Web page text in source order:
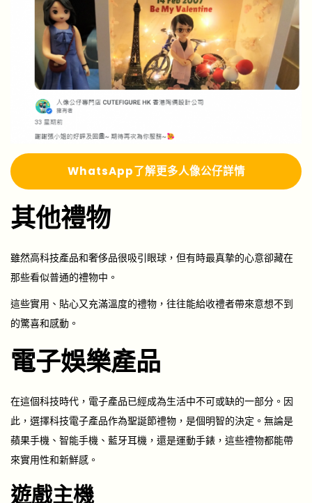
WhatsApp了解更多人像公仔詳情
其他禮物
雖然高科技產品和奢侈品很吸引眼球，但有時最真摯的心意卻藏在
那些看似普通的禮物中。
這些實用、貼心又充滿溫度的禮物，往往能給收禮者帶來意想不到
的驚喜和感動。
電子娛樂產品
在這個科技時代，電子產品已經成為生活中不可或缺的一部分。因
此，選擇科技電子產品作為聖誕節禮物，是個明智的決定。無論是
蘋果手機、智能手機、藍牙耳機，還是運動手錶，這些禮物都能帶
來實用性和新鮮感。
遊戲主機